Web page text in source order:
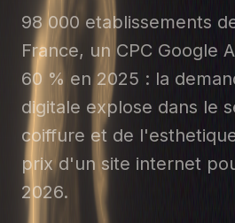
98 000 etablissements
France, un CPC Google
60 % en 2025 : la
digitale explose dans le
coiffure et de
prix d'un site internet
2026.